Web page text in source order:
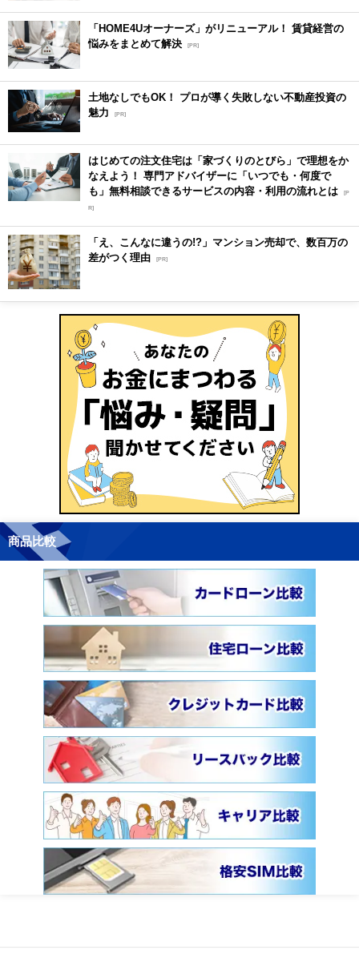
「HOME4Uオーナーズ」がリニューアル！ 賃貸経営の
悩みをまとめて解決 [PR]
土地なしでもOK！ プロが導く失敗しない不動産投資の
魅力
[PR]
はじめての注文住宅は「家づくりのとびら」で理想をか
なえよう！ 専門アドバイザーに「いつでも・何度で
も」無料相談できるサービスの内容・利用の流れとは [P
R]
「え、こんなに違うの!?」マンション売却で、数百万の
差がつく理由 [PR]
商品比較